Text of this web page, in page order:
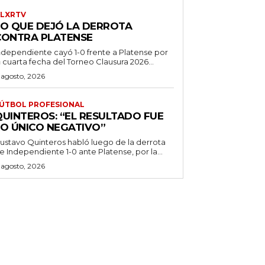
QUE DEJÓ LA DERROTA
PLATENSE
cayó 1-0 frente a Platense por
cuarta fecha del Torneo Clausura 2026...
2026
PROFESIONAL
“EL RESULTADO FUE
ÚNICO NEGATIVO”
Quinteros habló luego de la derrota
Independiente 1-0 ante Platense, por la...
2026